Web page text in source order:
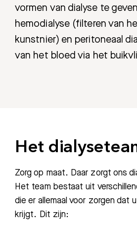
vormen van dialyse te
hemodialyse (filteren van
kunstnier) en peritoneaal
van het bloed via het
Het
Zorg op maat. Daar zorgt ons
Het team bestaat uit
die er allemaal voor zorgen dat
krijgt. Dit zijn: